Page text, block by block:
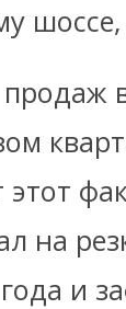
этот
на
и